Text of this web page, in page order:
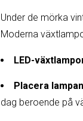
Under de mörka
Moderna
LED-
Placera
dag beroende på